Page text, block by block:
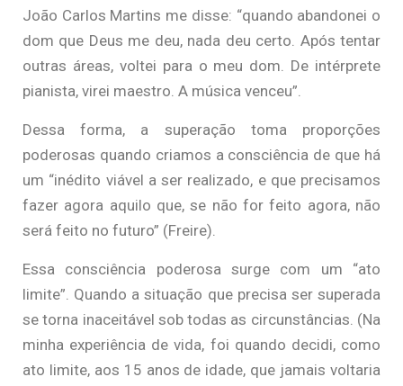
João Carlos Martins me disse: “quando abandonei o
dom que Deus me deu, nada deu certo. Após tentar
outras áreas, voltei para o meu dom. De intérprete
pianista, virei maestro. A música venceu”.
Dessa forma, a superação toma proporções
poderosas quando criamos a consciência de que há
um “inédito viável a ser realizado, e que precisamos
fazer agora aquilo que, se não for feito agora, não
será feito no futuro” (Freire).
Essa consciência poderosa surge com um “ato
limite”. Quando a situação que precisa ser superada
se torna inaceitável sob todas as circunstâncias. (Na
minha experiência de vida, foi quando decidi, como
ato limite, aos 15 anos de idade, que jamais voltaria